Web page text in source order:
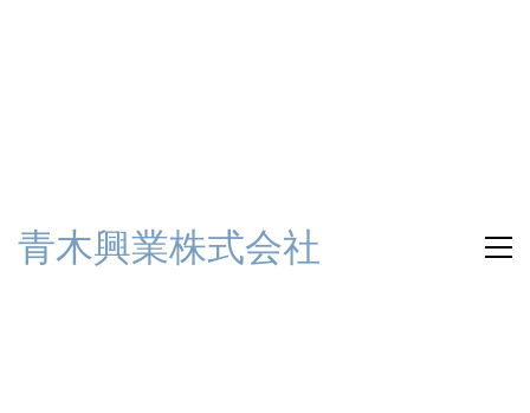
青木興業株式会社